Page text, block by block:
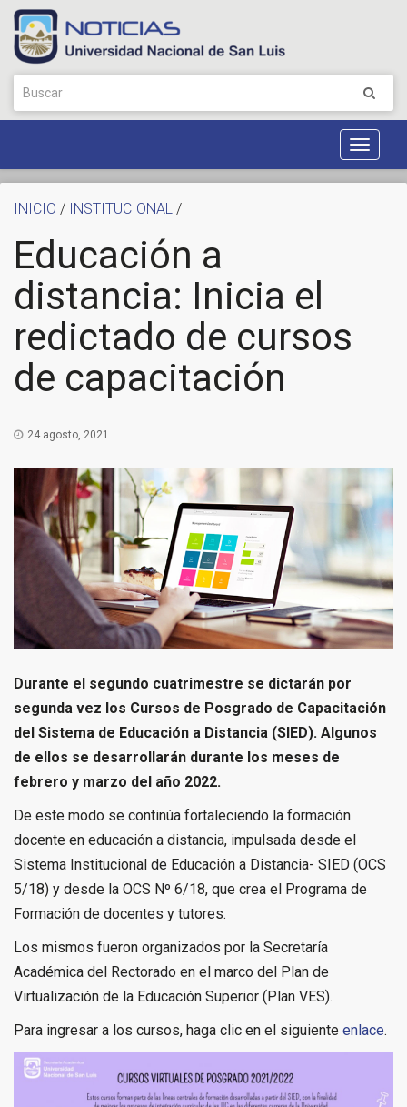
Toggle
INICIO / INSTITUCIONAL /
Educación a
distancia: Inicia el
redictado de cursos
de capacitación
24 agosto, 2021
Durante el segundo cuatrimestre se dictarán por
segunda vez los Cursos de Posgrado de Capacitación
del Sistema de Educación a Distancia (SIED). Algunos
de ellos se desarrollarán durante los meses de
febrero y marzo del año 2022.
De este modo se continúa fortaleciendo la formación
docente en educación a distancia, impulsada desde el
Sistema Institucional de Educación a Distancia- SIED (OCS
5/18) y desde la OCS Nº 6/18, que crea el Programa de
Formación de docentes y tutores.
Los mismos fueron organizados por la Secretaría
Académica del Rectorado en el marco del Plan de
Virtualización de la Educación Superior (Plan VES).
Para ingresar a los cursos, haga clic en el siguiente enlace.